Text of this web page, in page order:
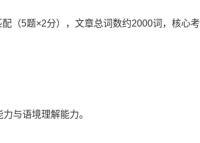
（5题×2分），文章总词数约2000词，核心
与语境理解能力。